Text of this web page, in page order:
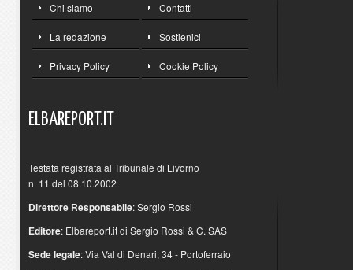
Chi siamo Contatti
La redazione Sostienici
Privacy Policy Cookie Policy
ELBAREPORT.IT
Testata registrata al Tribunale di Livorno
n. 11 del 08.10.2002
Direttore Responsabile: Sergio Rossi
Editore: Elbareport.it di Sergio Rossi & C. SAS
Sede legale: Via Val di Denari, 34 - Portoferraio